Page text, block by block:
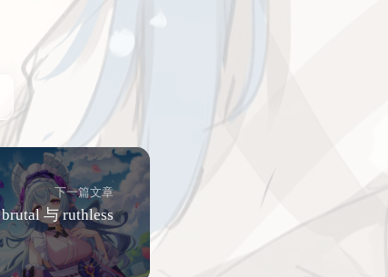
下一篇文章
brutal 与 ruthless